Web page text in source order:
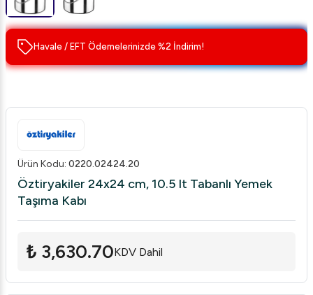
Havale / EFT Ödemelerinizde %2 İndirim!
Ürün Kodu: 0220.02424.20
Öztiryakiler 24x24 cm, 10.5 lt Tabanlı Yemek
Taşıma Kabı
₺ 3,630.70KDV Dahil